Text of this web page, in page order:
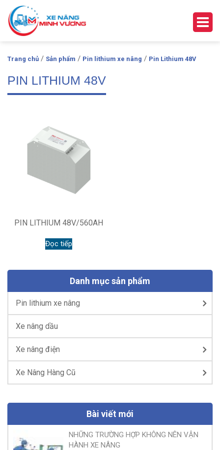
Trang chủ / Sản phẩm / Pin lithium xe nâng / Pin Lithium 48V
PIN LITHIUM 48V
PIN LITHIUM 48V/560AH
Đọc tiếp
Danh mục sản phẩm
Pin lithium xe nâng
Xe nâng dầu
Xe nâng điện
Xe Nâng Hàng Cũ
Bài viết mới
NHỮNG TRƯỜNG HỢP KHÔNG NÊN VẬN
HÀNH XE NÂNG